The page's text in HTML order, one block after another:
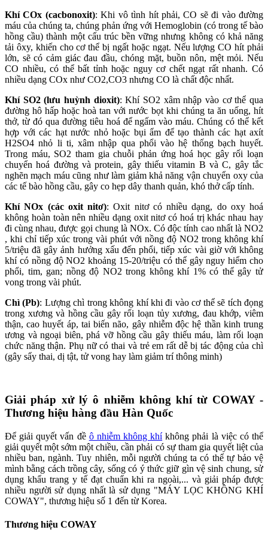
Khí COx (cacbonoxit): Khi vô tình hít phải, CO sẽ đi vào đường
máu của chúng ta, chúng phản ứng với Hemoglobin (có trong tế bào
hồng cầu) thành một cấu trúc bền vững nhưng không có khả năng
tải ôxy, khiến cho cơ thể bị ngất hoặc ngạt. Nếu lượng CO hít phải
lớn, sẽ có cảm giác đau đầu, chóng mặt, buồn nôn, mệt mỏi. Nếu
CO nhiều, có thể bất tỉnh hoặc nguy cơ chết ngạt rất nhanh. Có
nhiều dạng COx như CO2,CO3 nhưng CO là chất độc nhất.
Khí SO2 (lưu huỳnh dioxit): Khí SO2 xâm nhập vào cơ thể qua
đường hô hấp hoặc hoà tan với nước bọt khi chúng ta ăn uống, hít
thở, từ đó qua đường tiêu hoá để ngấm vào máu. Chúng có thể kết
hợp với các hạt nước nhỏ hoặc bụi ẩm để tạo thành các hạt axít
H2SO4 nhỏ li ti, xâm nhập qua phổi vào hệ thống bạch huyết.
Trong máu, SO2 tham gia chuỗi phản ứng hoá học gây rối loạn
chuyển hoá đường và protein, gây thiếu vitamin B và C, gây tắc
nghẽn mạch máu cũng như làm giảm khả năng vận chuyển oxy của
các tế bào hồng cầu, gây co hẹp dây thanh quản, khó thở cấp tính.
Khí NOx (các oxit nitơ): Oxit nitơ có nhiều dạng, do oxy hoá
không hoàn toàn nên nhiều dạng oxit nitơ có hoá trị khác nhau hay
đi cùng nhau, được gọi chung là NOx. Có độc tính cao nhất là NO2
, khi chỉ tiếp xúc trong vài phút với nồng độ NO2 trong không khí
5/triệu đã gây ảnh hưởng xấu đến phổi, tiếp xúc vài giờ với không
khí có nồng độ NO2 khoảng 15-20/triệu có thể gây nguy hiểm cho
phổi, tim, gan; nồng độ NO2 trong không khí 1% có thể gây tử
vong trong vài phút.
Chì (Pb): Lượng chì trong không khí khi đi vào cơ thể sẽ tích đọng
trong xương và hồng cầu gây rối loạn tủy xương, đau khớp, viêm
thận, cao huyết áp, tai biến não, gây nhiễm độc hệ thần kinh trung
ương và ngoại biên, phá vỡ hồng cầu gây thiếu máu, làm rối loạn
chức năng thận. Phụ nữ có thai và trẻ em rất dễ bị tác động của chì
(gây sẩy thai, dị tật, tử vong hay làm giảm trí thông minh)
Giải pháp xử lý ô nhiễm không khí từ COWAY -
Thương hiệu hàng đầu Hàn Quốc
Để giải quyết vấn đề ô nhiễm không khíkhông phải là việc có thể
giải quyết một sớm một chiều, cần phải có sự tham gia quyết liệt của
nhiều ban, ngành. Tuy nhiên, mỗi người chúng ta có thể tự bảo vệ
mình bằng cách trồng cây, sống có ý thức giữ gìn vệ sinh chung, sử
dụng khẩu trang y tế đạt chuẩn khi ra ngoài,... và giải pháp được
nhiều người sử dụng nhất là sử dụng "MÁY LỌC KHÔNG KHÍ
COWAY", thương hiệu số 1 đến từ Korea.
Thương hiệu COWAY